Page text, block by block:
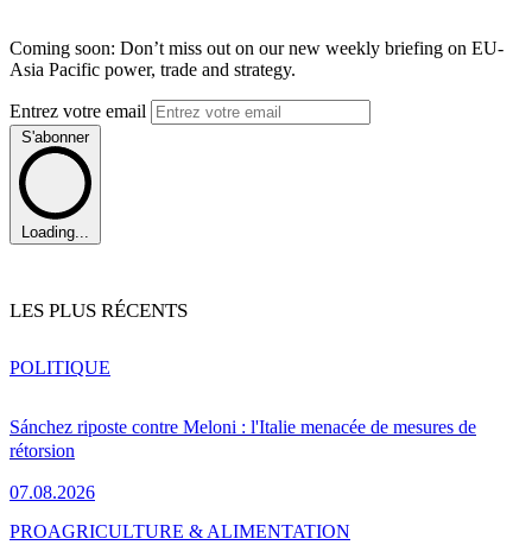
Coming soon: Don’t miss out on our new weekly briefing on EU-
Asia Pacific power, trade and strategy.
Entrez votre email
S'abonner
Loading...
LES PLUS RÉCENTS
Sánchez riposte contre Meloni : l'Italie menacée de mesures de
rétorsion
07.08.2026
POLITIQUE
PROAGRICULTURE & ALIMENTATION